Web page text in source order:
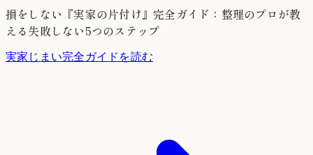
損をしない『実家の片付け』完全ガイド：整理のプロが教
える失敗しない5つのステップ
実家じまい完全ガイドを読む